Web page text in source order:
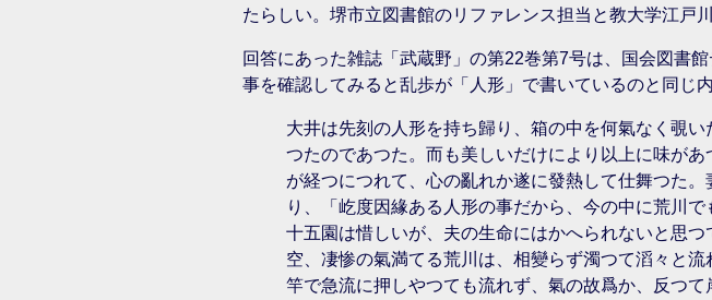
たらしい。堺市立図書館のリファレンス担当と教大学江戸
回答にあった雑誌「武蔵野」の第22巻第7号は、国会図書
事を確認してみると乱歩が「人形」で書いているのと同じ
大井は先刻の人形を持ち歸り、箱の中を何氣なく覗
つたのであつた。而も美しいだけにより以上に味が
が経つにつれて、心の亂れか遂に發熱して仕舞つた
り、「屹度因緣ある人形の事だから、今の中に荒川
十五園は惜しいが、夫の生命にはかへられないと思
空、凄惨の氣満てる荒川は、相變らず濁つて滔々と
竿で急流に押しやつても流れず、氣の故爲か、反つ